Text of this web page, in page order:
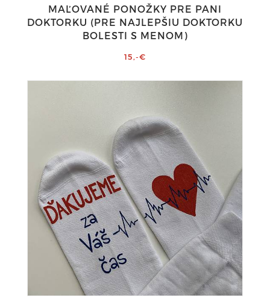
MAĽOVANÉ PONOŽKY PRE PANI
DOKTORKU (PRE NAJLEPŠIU DOKTORKU
BOLESTI S MENOM)
15,-€